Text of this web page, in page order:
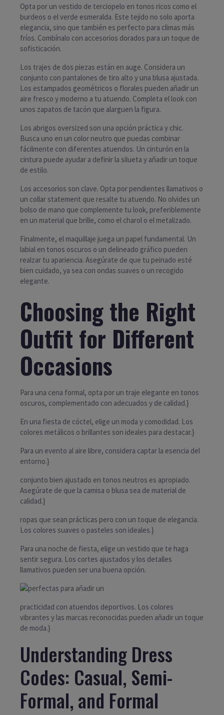
Opta por un vestido de terciopelo en tonos ricos como el
burdeos o el verde esmeralda. Este tejido no solo aporta
elegancia, sino que también es perfecto para climas más
fríos. Combínalo con accesorios dorados para un toque de
sofisticación.
Los trajes de dos piezas están en auge. Considera un
conjunto con pantalones de tiro alto y una blusa ajustada.
Los estampados geométricos o florales pueden añadir un
aire fresco y moderno a tu atuendo. Completa el look con
unos zapatos de tacón que alarguen la figura.
Los abrigos oversized son una opción práctica y chic.
Busca uno en un color neutro que puedas combinar
fácilmente con diferentes atuendos. Un cinturón en la
cintura puede ayudar a definir la silueta y añadir un toque
de estilo.
Los accesorios son clave. Opta por pendientes llamativos o
un collar statement que resalte tu atuendo. No olvides un
bolso de mano que complemente tu look, preferiblemente
en un material que brille, como el charol o el metalizado.
Finalmente, el maquillaje juega un papel fundamental. Un
labial en tonos oscuros o un delineado gráfico pueden
realzar tu apariencia. Asegúrate de que tu peinado esté
bien cuidado, ya sea con ondas suaves o un recogido
elegante.
Choosing the Right
Outfit for Different
Occasions
Para una cena formal, opta por un traje elegante en tonos
oscuros, complementado con adecuados y de calidad.}
En una fiesta de cóctel, elige un moda y comodidad. Los
colores metálicos o brillantes son ideales para destacar.}
Para un evento al aire libre, considera captar la esencia del
entorno.}
conjunto bien ajustado en tonos neutros es apropiado.
Asegúrate de que la camisa o blusa sea de material de
calidad.}
ropas que sean prácticas pero con un toque de elegancia.
Los colores suaves o pasteles son ideales.}
Para una noche de fiesta, elige un vestido que te haga
sentir segura. Los cortes ajustados y los detalles
llamativos pueden ser una buena opción.
practicidad con atuendos deportivos. Los colores
vibrantes y las marcas reconocidas pueden añadir un toque
de moda.}
Understanding Dress
Codes: Casual, Semi-
Formal, and Formal